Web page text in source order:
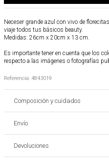
Neceser grande azul con vivo de
viaje todos tus básicos beauty.
Medidas: 26cm x 20cm x 13 cm.
Es importante tener en cuenta que los
respecto a las imágenes o fotografías
Referencia: 4843019
Composición y cuidados
Envío
Devoluciones